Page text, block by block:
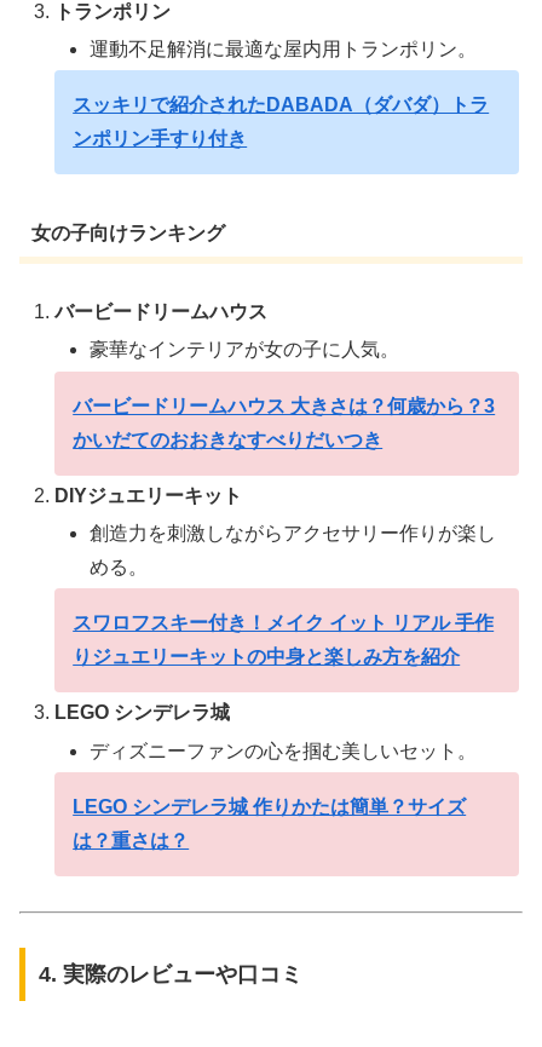
トランポリン
運動不足解消に最適な屋内用トランポリン。
スッキリで紹介されたDABADA（ダバダ）トラ
ンポリン手すり付き
女の子向けランキング
バービードリームハウス
豪華なインテリアが女の子に人気。
バービードリームハウス 大きさは？何歳から？3
かいだてのおおきなすべりだいつき
DIYジュエリーキット
創造力を刺激しながらアクセサリー作りが楽し
める。
スワロフスキー付き！メイク イット リアル 手作
りジュエリーキットの中身と楽しみ方を紹介
LEGO シンデレラ城
ディズニーファンの心を掴む美しいセット。
LEGO シンデレラ城 作りかたは簡単？サイズ
は？重さは？
4. 実際のレビューや口コミ